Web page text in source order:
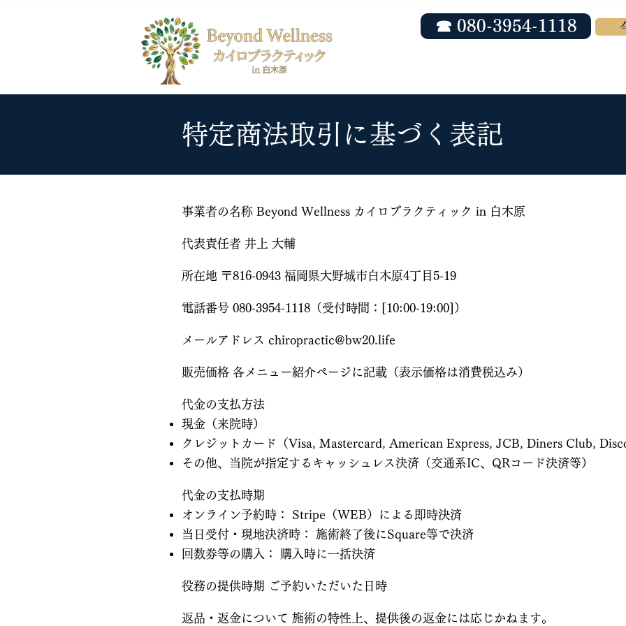
☎ 080-3954-1118
特定商法取引に基づく表記
事業者の名称 Beyond Wellness カイロプラクティック in 白木原
代表責任者 井上 大輔
所在地 〒816-0943 福岡県大野城市白木原4丁目5-19
電話番号 080-3954-1118（受付時間：[10:00-19:00]）
メールアドレス chiropractic@bw20.life
販売価格 各メニュー紹介ページに記載（表示価格は消費税込み）
代金の支払方法
現金（来院時）
クレジットカード（Visa, Mastercard, American Express, JCB, Diners Club,
その他、当院が指定するキャッシュレス決済（交通系IC、QRコード決済等）
代金の支払時期
オンライン予約時： Stripe（WEB）による即時決済
当日受付・現地決済時： 施術終了後にSquare等で決済
回数券等の購入： 購入時に一括決済
役務の提供時期 ご予約いただいた日時
返品・返金について 施術の特性上、提供後の返金には応じかねます。